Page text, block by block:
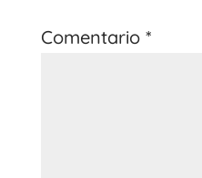
Comentario *